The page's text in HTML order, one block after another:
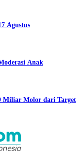
Agustus
Anak
Miliar Molor dari Target